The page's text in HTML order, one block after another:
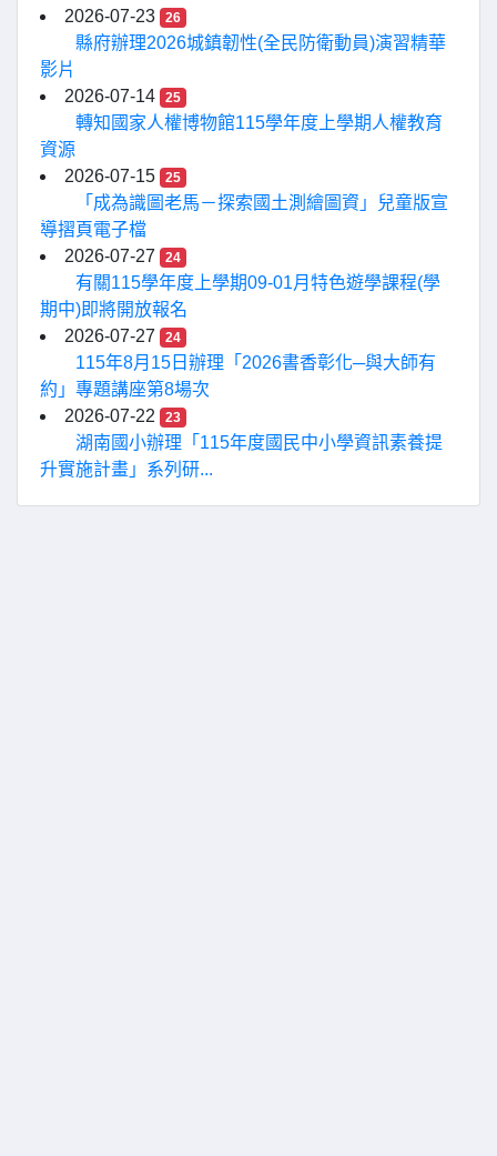
2026-07-23
26
縣府辦理2026城鎮韌性(全民防衛動員)演習精華
影片
2026-07-14
25
轉知國家人權博物館115學年度上學期人權教育
資源
2026-07-15
25
「成為識圖老馬－探索國土測繪圖資」兒童版宣
導摺頁電子檔
2026-07-27
24
有關115學年度上學期09-01月特色遊學課程(學
期中)即將開放報名
2026-07-27
24
115年8月15日辦理「2026書香彰化─與大師有
約」專題講座第8場次
2026-07-22
23
湖南國小辦理「115年度國民中小學資訊素養提
升實施計畫」系列研...